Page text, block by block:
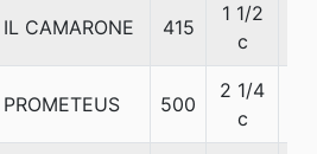
IL CAMARONE 415
1 1/2
c
PROMETEUS 500
2 1/4
c